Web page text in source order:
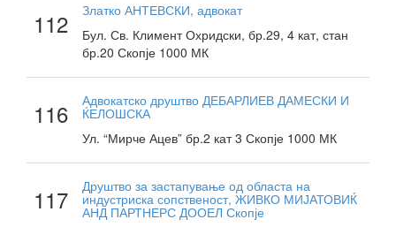
112
Златко АНТЕВСКИ, адвокат
Бул. Св. Климент Охридски, бр.29, 4 кат, стан
бр.20 Скопје 1000 МК
116 Адвокатско друштво ДЕБАРЛИЕВ ДАМЕСКИ И
ЌЕЛОШСКА
Ул. “Мирче Ацев” бр.2 кат 3 Скопје 1000 МК
117 Друштво за застапување од областа на
индустриска сопственост, ЖИВКО МИЈАТОВИЌ
АНД ПАРТНЕРС ДООЕЛ Скопје